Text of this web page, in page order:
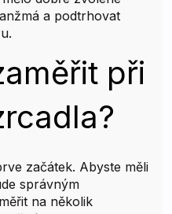
a podtrhovat
při
začátek. Abyste měli
správným
na několik